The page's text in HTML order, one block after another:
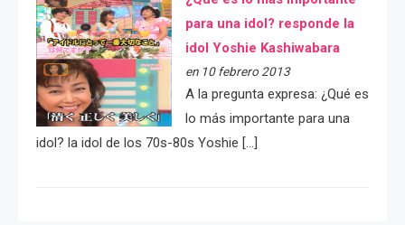
para una idol? responde la
idol Yoshie Kashiwabara
en 10 febrero 2013
A la pregunta expresa: ¿Qué es
lo más importante para una
idol? la idol de los 70s-80s Yoshie […]